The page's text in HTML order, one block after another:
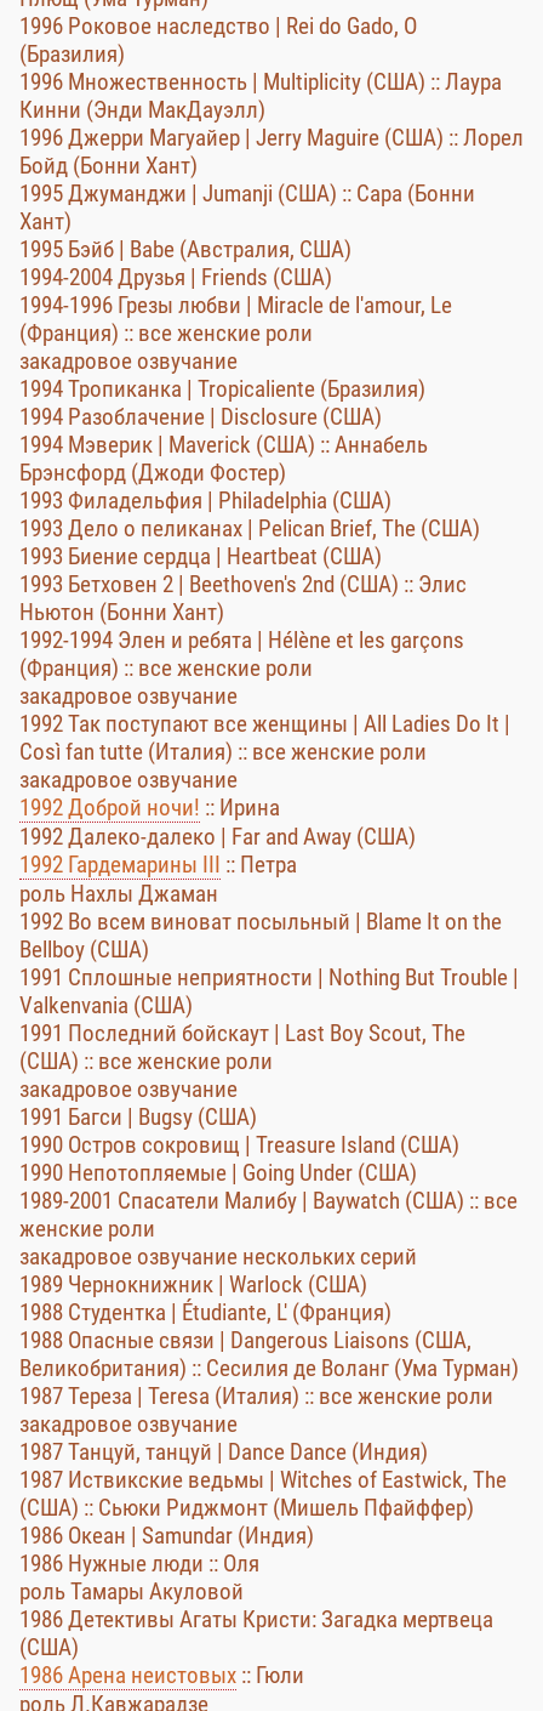
1996 Роковое наследство | Rei do Gado, O
(Бразилия)
1996 Множественность | Multiplicity (США) :: Лаура
Кинни (Энди МакДауэлл)
1996 Джерри Магуайер | Jerry Maguire (США) :: Лорел
Бойд (Бонни Хант)
1995 Джуманджи | Jumanji (США) :: Сара (Бонни
Хант)
1995 Бэйб | Babe (Австралия, США)
1994-2004 Друзья | Friends (США)
1994-1996 Грезы любви | Miracle de l'amour, Le
(Франция) :: все женские роли
закадровое озвучание
1994 Тропиканка | Tropicaliente (Бразилия)
1994 Разоблачение | Disclosure (США)
1994 Мэверик | Maverick (США) :: Аннабель
Брэнсфорд (Джоди Фостер)
1993 Филадельфия | Philadelphia (США)
1993 Дело о пеликанах | Pelican Brief, The (США)
1993 Биение сердца | Heartbeat (США)
1993 Бетховен 2 | Beethoven's 2nd (США) :: Элис
Ньютон (Бонни Хант)
1992-1994 Элен и ребята | Hélène et les garçons
(Франция) :: все женские роли
закадровое озвучание
1992 Так поступают все женщины | All Ladies Do It |
Così fan tutte (Италия) :: все женские роли
закадровое озвучание
1992 Доброй ночи! :: Ирина
1992 Далеко-далеко | Far and Away (США)
1992 Гардемарины III :: Петра
роль Нахлы Джаман
1992 Во всем виноват посыльный | Blame It on the
Bellboy (США)
1991 Сплошные неприятности | Nothing But Trouble |
Valkenvania (США)
1991 Последний бойскаут | Last Boy Scout, The
(США) :: все женские роли
закадровое озвучание
1991 Багси | Bugsy (США)
1990 Остров сокровищ | Treasure Island (США)
1990 Непотопляемые | Going Under (США)
1989-2001 Спасатели Малибу | Baywatch (США) :: все
женские роли
закадровое озвучание нескольких серий
1989 Чернокнижник | Warlock (США)
1988 Студентка | Étudiante, L' (Франция)
1988 Опасные связи | Dangerous Liaisons (США,
Великобритания) :: Сесилия де Воланг (Ума Турман)
1987 Тереза | Teresa (Италия) :: все женские роли
закадровое озвучание
1987 Танцуй, танцуй | Dance Dance (Индия)
1987 Иствикские ведьмы | Witches of Eastwick, The
(США) :: Сьюки Риджмонт (Мишель Пфайффер)
1986 Океан | Samundar (Индия)
1986 Нужные люди :: Оля
роль Тамары Акуловой
1986 Детективы Агаты Кристи: Загадка мертвеца
(США)
1986 Арена неистовых :: Гюли
роль Л.Кавжарадзе